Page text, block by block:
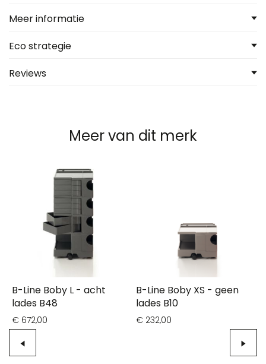
Meer informatie
Eco strategie
Reviews
Meer van dit merk
B-Line Boby L - acht
lades B48
€ 672,00
B-Line Boby XS - geen
lades B10
€ 232,00